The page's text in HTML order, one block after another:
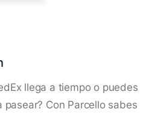
llega a tiempo o puedes
pasear? Con Parcello sabes